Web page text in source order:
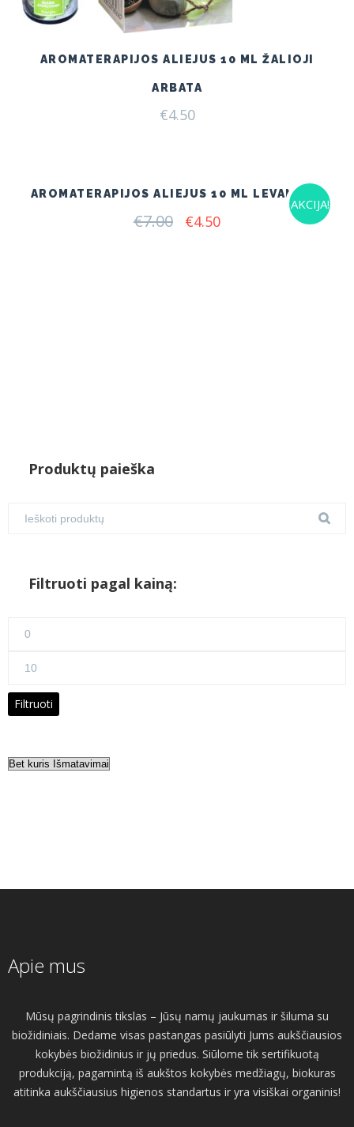
AROMATERAPIJOS ALIEJUS 10 ML ŽALIOJI
ARBATA
€4.50
AKCIJA!
AROMATERAPIJOS ALIEJUS 10 ML LEVANDOS
€7.00 Original
€4.50Current
Produktų paieška
Filtruoti pagal kainą:
Maks
Filtruoti
Apie mus
Mūsų pagrindinis tikslas – Jūsų namų jaukumas ir šiluma su
biožidiniais. Dedame visas pastangas pasiūlyti Jums aukščiausios
kokybės biožidinius ir jų priedus. Siūlome tik sertifikuotą
produkciją, pagamintą iš aukštos kokybės medžiagų, biokuras
atitinka aukščiausius higienos standartus ir yra visiškai organinis!